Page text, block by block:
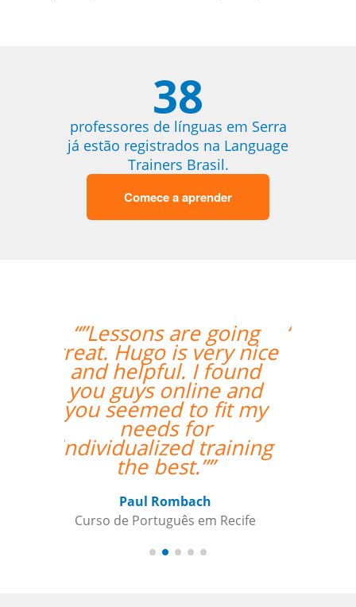
38
professores de línguas em Serra
já estão registrados na Language
Trainers Brasil.
Comece a aprender
“”I am very happy with
Jane, I love our
lessons.””
Roland Tschanz
Curso de em Belo Horizonte